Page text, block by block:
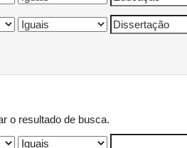
o resultado de busca.